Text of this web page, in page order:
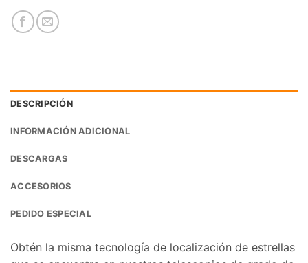
DESCRIPCIÓN
INFORMACIÓN ADICIONAL
DESCARGAS
ACCESORIOS
PEDIDO ESPECIAL
Obtén la misma tecnología de localización de estrellas